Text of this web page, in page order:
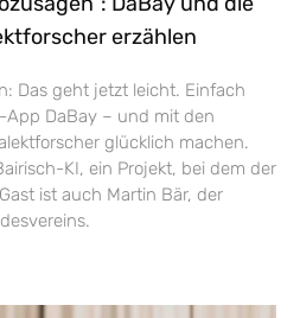
erzählen
Das geht jetzt leicht. Einfach
DaBay – und mit den
glücklich machen.
KI, ein Projekt, bei dem der
ist auch Martin Bär, der